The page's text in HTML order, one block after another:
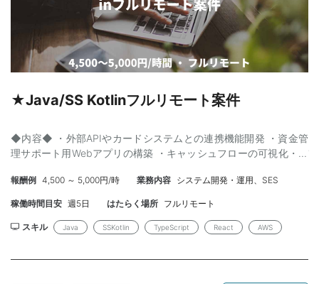
★Java/SS Kotlinフルリモート案件
◆内容◆ ・外部APIやカードシステムとの連携機能開発 ・資金管
理サポート用Webアプリの構築 ・キャッシュフローの可視化・デ
発環境】 言語：Java, Kotlin FW：Spring Boot ◆スキル◆ 【必
須】 ・ウォーターフォール環境での開発実務経験 ・設計書作成
Bootの実務経験4年以上 ・コードレビューの実施経験 ・テストコ
報酬例 4,500 ～ 5,000円/時 業務内容 システム開発・運用、SES
稼働時間目安 週5日 はたらく場所 フルリモート
スキル Java SSKotlin TypeScript React AWS